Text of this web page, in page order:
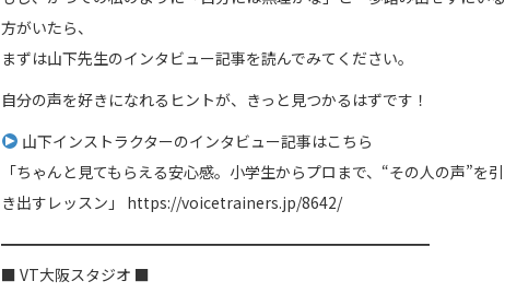
方がいたら、
まずは山下先生のインタビュー記事を読んでみてください。
自分の声を好きになれるヒントが、きっと見つかるはずです！
山下インストラクターのインタビュー記事はこちら
「ちゃんと見てもらえる安心感。小学生からプロまで、“その人の声”を引
き出すレッスン」 https://voicetrainers.jp/8642/
━━━━━━━━━━━━━━━━━━━━━━━━━━━━
■ VT大阪スタジオ ■